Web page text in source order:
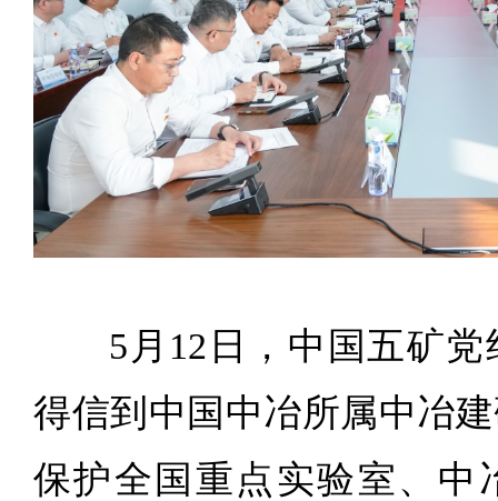
5月12日，中国五矿
得信到中国中冶所属中冶
保护全国重点实验室、中